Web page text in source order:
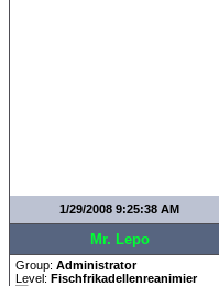
1/29/2008 9:25:38 AM
Mr. Lepo
Group: Administrator
Level: Fischfrikadellenreanimier